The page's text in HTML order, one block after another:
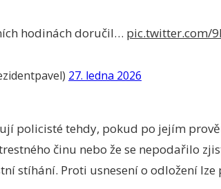
hodinách doručil… pic.twitter.com/
27. ledna 2026
policisté tehdy, pokud po jejím
činu nebo že se nepodařilo
stíhání. Proti usnesení o odložení lze